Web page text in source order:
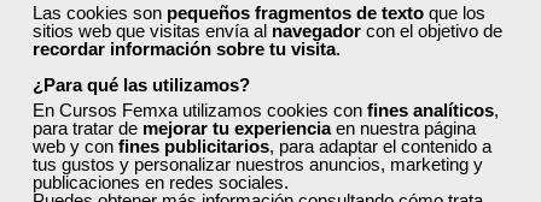
Las cookies son pequeños fragmentos de texto que los
sitios web que visitas envía al navegador con el objetivo de
recordar información sobre tu visita.
¿Para qué las utilizamos?
En Cursos Femxa utilizamos cookies con fines analíticos,
para tratar de mejorar tu experienciaen nuestra página
web y con fines publicitarios, para adaptar el contenido a
tus gustos y personalizar nuestros anuncios, marketing y
publicaciones en redes sociales.
Cursos Femxa